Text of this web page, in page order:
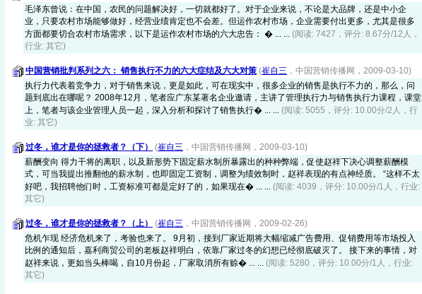
毛泽东曾说：在中国，农民的问题解决好，一切就都好了。对于企业来说，不论是大品牌，还是中小企
业，只要农村市场能够做好，经营业绩肯定也不会差。但运作农村市场，企业需要付出更多，尤其是很多
方面都要切合农村市场需求，以下是运作农村市场的六大忠告： � ... ... (阅读: 7427，评分: 8.67分/12人，
行业: 其它)
中国营销批判系列之六： 销售执行不力的六大症结及六大对策 (崔自三 ，中国营销传播网，2009-03-10)
执行力代表着竞争力，对于销售来说，更是如此，可在现实中，很多企业的销售是执行不力的，那么，问
题到底出在哪呢？ 2008年12月，笔者应广东某著名企业邀请，主讲了管理执行力与销售执行力课程，课堂
上，笔者与该企业管理人员一起，深入分析和探讨了销售执行� ... ... (阅读: 5055，评分: 10.00分/2人，行
业: 其它)
过冬，谁才是你的拯救者？（下） (崔自三 ，中国营销传播网，2009-03-10)
薪酬变向 得力干将的离职，以及新形势下固定薪水制所暴露出的种种弊端，促使赵祥下决心调整薪酬模
式，可当我提出推翻他的薪水制，也即固定工资制，调整为绩效制时，赵祥表现的有点神经质。 “这样不太
好吧，我招聘他们时，工资标准可都是定好了的，如果现在� ... ... (阅读: 4039，评分: 10.00分/1人，行业:
其它)
过冬，谁才是你的拯救者？（上） (崔自三 ，中国营销传播网，2009-02-26)
危机乍现 经济危机来了，考验也来了。 9月初，接到厂家近期将大幅缩减广告费用、促销费用等市场投入
比例的通知后，嘉利商贸公司的老板赵祥明白，依靠厂家过冬的幻想已经彻底破灭了。 接下来的事情，对
赵祥来说，更如当头棒喝，自10月份起，厂家取消所有赊� ... ... (阅读: 5280，评分: 10.00分/1人，行业:
其它)